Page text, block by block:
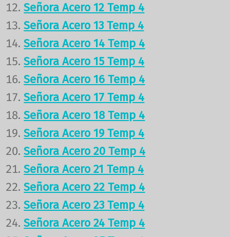
Señora Acero 12 Temp 4
Señora Acero 13 Temp 4
Señora Acero 14 Temp 4
Señora Acero 15 Temp 4
Señora Acero 16 Temp 4
Señora Acero 17 Temp 4
Señora Acero 18 Temp 4
Señora Acero 19 Temp 4
Señora Acero 20 Temp 4
Señora Acero 21 Temp 4
Señora Acero 22 Temp 4
Señora Acero 23 Temp 4
Señora Acero 24 Temp 4